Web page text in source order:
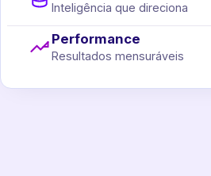
Inteligência que direciona
Performance
Resultados mensuráveis